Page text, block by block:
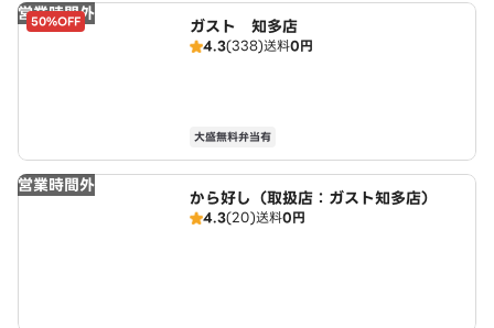
営業時間外
50%OFF ガスト 知多店
4.3(338)送料0円
大盛無料弁当有
営業時間外
から好し（取扱店：ガスト知多店）
4.3(20)送料0円